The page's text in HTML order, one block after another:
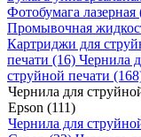
Фотобумага лазерная
Промывочная
Картриджи для
печати (16) Чернила
струйной печати
Чернила для
Epson (111)
Чернила для